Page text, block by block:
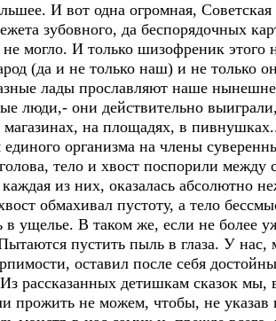
И вот одна огромная,
зубовного, да беспорядочных
не могло. И только шизофреник
(да и не только наш) и не только
лады прославляют наше
люди,- они действительно
на площадях, в
организма на члены
тело и хвост поспорили между
каждая из них, оказалась абсолютно
обмахивал пустоту, а тело
в ущелье. В таком же, если не более
пустить пыль в глаза. У
оставил после себя
рассказанных детишкам сказок
прожить не можем, чтобы, не указав